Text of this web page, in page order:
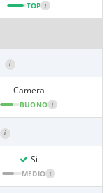
TOP i
i
Camera
BUONO i
i
Sì
MEDIO i